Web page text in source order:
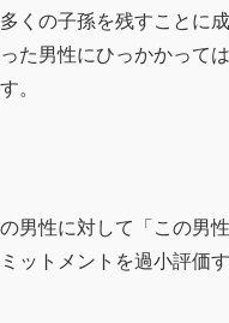
くの子孫を残すことに
た男性にひっかかって
。
男性に対して「この男
ットメントを過小評価